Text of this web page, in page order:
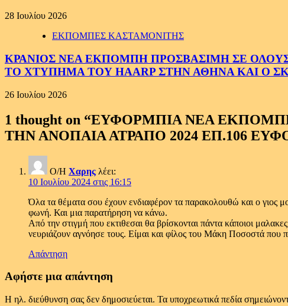
28 Ιουλίου 2026
ΕΚΠΟΜΠΕΣ ΚΑΣΤΑΜΟΝΙΤΗΣ
ΚΡΑΝΙΟΣ ΝΕΑ ΕΚΠΟΜΠΗ ΠΡΟΣΒΑΣΙΜΗ ΣΕ ΟΛΟΥΣ
ΤΟ ΧΤΥΠΗΜΑ ΤΟΥ HAARP ΣΤΗΝ ΑΘΗΝΑ ΚΑΙ Ο
26 Ιουλίου 2026
1 thought on “ΕΥΦΟΡΜΠΙΑ ΝΕΑ ΕΚΠΟΜΠΗ
ΤΗΝ ΑΝΟΠΑΙΑ ΑΤΡΑΠΟ 2024 ΕΠ.106
Ο/Η Χαρης λέει:
10 Ιουλίου 2024 στις 16:15
Όλα τα θέματα σου έχουν ενδιαφέρον τα παρακολουθώ και ο γιος
φωνή. Και μια παρατήρηση να κάνω.
Από την στιγμή που εκτιθεσαι θα βρίσκονται πάντα κάποιοι
νευριάζουν αγνόησε τους. Είμαι και φίλος του Μάκη Ποσοστά που
Απάντηση
Αφήστε μια απάντηση
Η ηλ. διεύθυνση σας δεν δημοσιεύεται. Τα υποχρεωτικά πεδία